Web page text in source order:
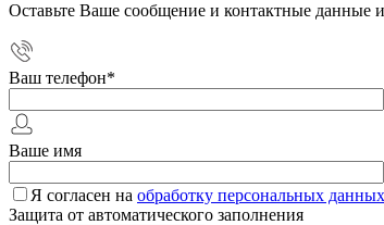
Оставьте Ваше сообщение и контактные данные
Ваш телефон*
Ваше имя
Я согласен на обработку персональных
Защита от автоматического заполнения